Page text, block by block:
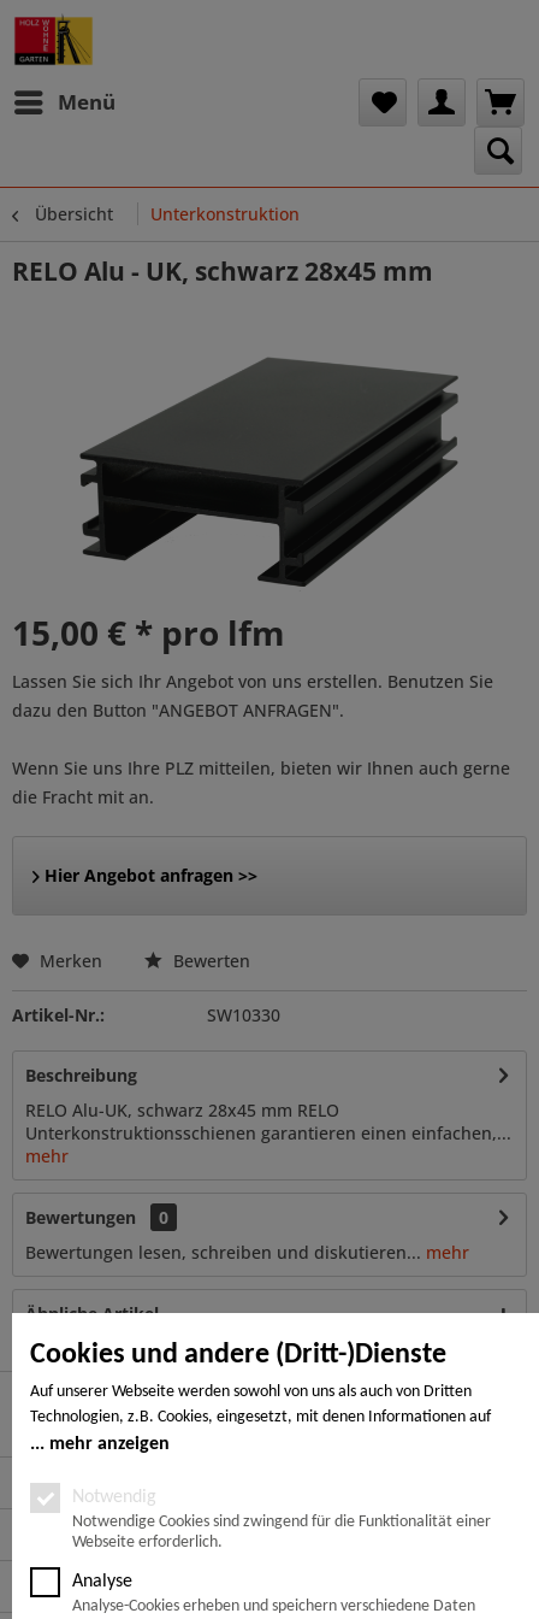
Cookies und andere (Dritt-)Dienste
Auf unserer Webseite werden sowohl von uns als auch von Dritten
Technologien, z.B. Cookies, eingesetzt, mit denen Informationen auf
Ihrem Endgerät gespeichert und/oder von Ihrem Endgerät abgerufen
Notwendige Cookies, Analyse-, Marketing- und Statistik-Cookies. Bei den
notwendigen Cookies handelt es sich um solche, die technisch notwendig
sind, um den von Ihnen gewünschten Dienst bereitzustellen, die übrigen
Cookies werden nur auf Grund einer von Ihnen erteilten Einwilligung
gesetzt. Die Einwilligung ist freiwillig. Personen, die das 16. Lebensjahr
mehr anzeigen
Notwendig
Notwendige Cookies sind zwingend für die Funktionalität einer
Webseite erforderlich.
Analyse
Analyse-Cookies erheben und speichern verschiedene Daten
Menü
Übersicht Unterkonstruktion
RELO Alu - UK, schwarz 28x45 mm
15,00 € * pro lfm
Lassen Sie sich Ihr Angebot von uns erstellen. Benutzen Sie
dazu den Button "ANGEBOT ANFRAGEN".
Wenn Sie uns Ihre PLZ mitteilen, bieten wir Ihnen auch gerne
die Fracht mit an.
Hier Angebot anfragen >>
Merken Bewerten
Artikel-Nr.: SW10330
Beschreibung
RELO Alu-UK, schwarz 28x45 mm RELO
Unterkonstruktionsschienen garantieren einen einfachen,...
mehr
Bewertungen
0
Bewertungen lesen, schreiben und diskutieren... mehr
Ähnliche Artikel
Hier finden Sie uns
Service Hotline
Service
Informationen